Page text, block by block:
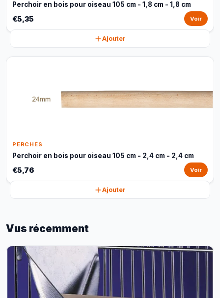
Perchoir en bois pour oiseau 105 cm - 1,8 cm - 1,8 cm
€5,35 Voir
Ajouter
PERCHES
Perchoir en bois pour oiseau 105 cm - 2,4 cm - 2,4 cm
€5,76 Voir
Ajouter
Vus récemment